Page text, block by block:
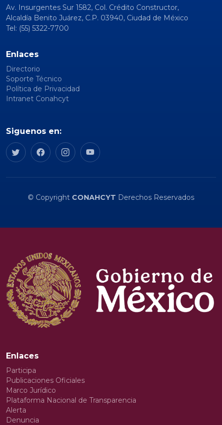
Av. Insurgentes Sur 1582, Col. Crédito Constructor,
Alcaldía Benito Juárez, C.P. 03940, Ciudad de México
Tel: (55) 5322-7700
Enlaces
Directorio
Soporte Técnico
Política de Privacidad
Intranet Conahcyt
Siguenos en:
© Copyright CONAHCYT Derechos Reservados
Enlaces
Participa
Publicaciones Oficiales
Marco Jurídico
Plataforma Nacional de Transparencia
Alerta
Denuncia